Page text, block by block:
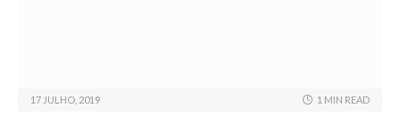
17 JULHO, 2019 1 MIN READ